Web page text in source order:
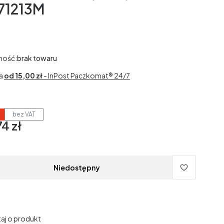
brak towaru
od 15,00 zł- InPost Paczkomat® 24/7
bez VAT
zł
VAT
Niedostępny
o produkt